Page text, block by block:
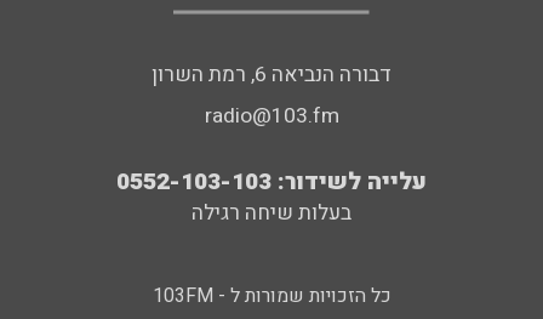
דבורה הנביאה 6, רמת השרון
radio@103.fm
עלייה לשידור: 0552-103-103
בעלות שיחה רגילה
כל הזכויות שמורות ל - 103FM